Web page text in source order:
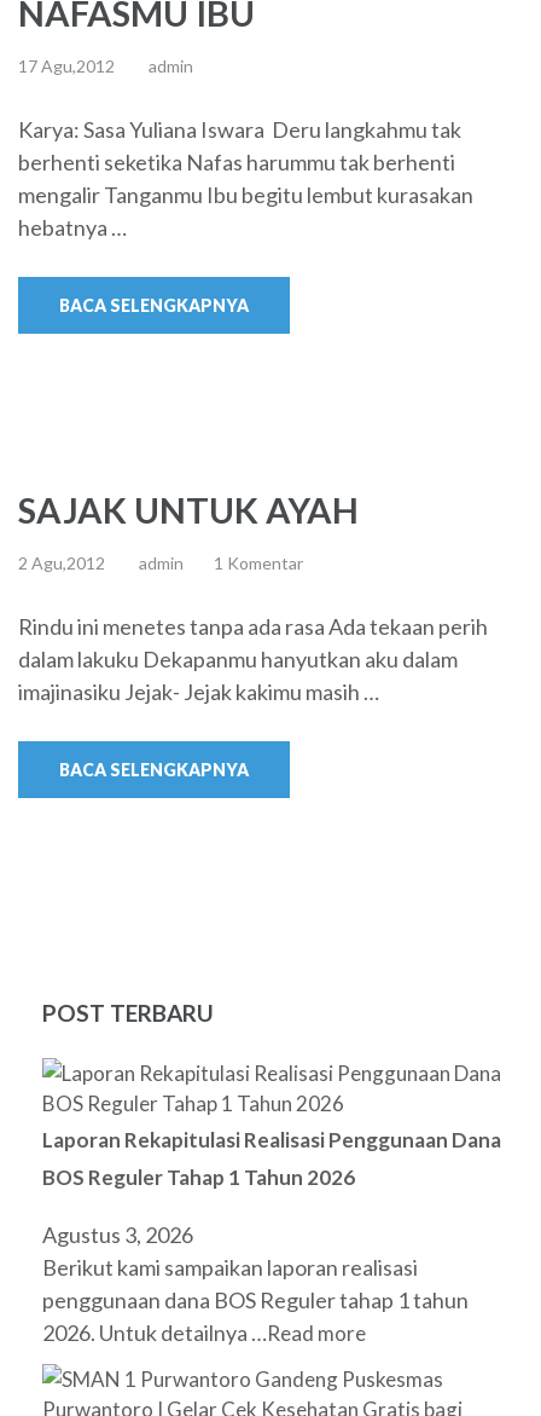
NAFASMU IBU
17 Agu,2012 admin
Karya: Sasa Yuliana Iswara Deru langkahmu tak
berhenti seketika Nafas harummu tak berhenti
mengalir Tanganmu Ibu begitu lembut kurasakan
hebatnya …
BACA SELENGKAPNYA
SAJAK UNTUK AYAH
2 Agu,2012 admin 1 Komentar
Rindu ini menetes tanpa ada rasa Ada tekaan perih
dalam lakuku Dekapanmu hanyutkan aku dalam
imajinasiku Jejak- Jejak kakimu masih …
BACA SELENGKAPNYA
POST TERBARU
Laporan Rekapitulasi Realisasi Penggunaan Dana
BOS Reguler Tahap 1 Tahun 2026
Agustus 3, 2026
Berikut kami sampaikan laporan realisasi
penggunaan dana BOS Reguler tahap 1 tahun
2026. Untuk detailnya …Read more